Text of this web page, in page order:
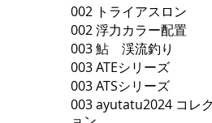
002 トライアスロン
002 浮力カラー配置
003 鮎 渓流釣り
003 ATEシリーズ
003 ATSシリーズ
003 ayutatu2024 コレ